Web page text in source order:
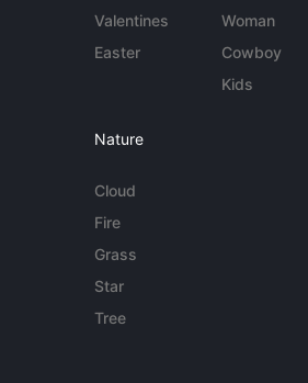
Valentines
Easter
Woman
Cowboy
Kids
Nature
Cloud
Fire
Grass
Star
Tree